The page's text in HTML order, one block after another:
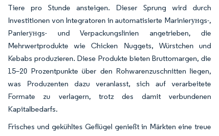
Tiere pro Stunde ansteigen. Dieser Sprung wird durch
Investitionen von Integratoren in automatisierte Marinierунgs-,
Panierунgs- und Verpackungslinien angetrieben, die
Mehrwertprodukte wie Chicken Nuggets, Würstchen und
Kebabs produzieren. Diese Produkte bieten Bruttomargen, die
15–20 Prozentpunkte über den Rohwarenzuschnitten liegen,
was Produzenten dazu veranlasst, sich auf verarbeitete
Formate zu verlagern, trotz des damit verbundenen
Kapitalbedarfs.
Frisches und gekühltes Geflügel genießt in Märkten eine treue